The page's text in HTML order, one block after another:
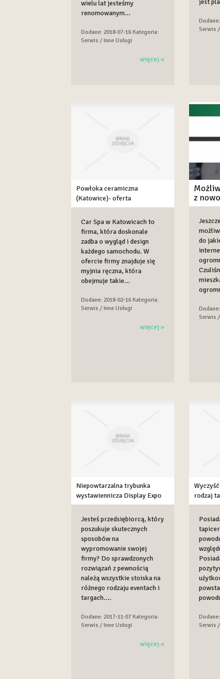
wielu lat jesteśmy
renomowanym...
Dodane: 2018-07-16 Kategoria:
Serwis / Inne Usługi
więcej »
Serwis
Powłoka ceramiczna
(Katowice)- oferta
Car Spa w Katowicach to
firma, która doskonale
zadba o wygląd i design
każdego samochodu. W
ofercie firmy znajduje się
myjnia ręczna, która
obejmuje takie...
Dodane: 2018-02-16 Kategoria:
Serwis / Inne Usługi
więcej »
z
do
Serwis
Niepowtarzalna trybunka
wystawiennicza Display Expo
Jesteś przedsiębiorcą, który
poszukuje skutecznych
sposobów na
wypromowanie swojej
firmy? Do sprawdzonych
rozwiązań z pewnością
należą wszystkie stoiska na
różnego rodzaju eventach i
targach....
Dodane: 2017-11-07 Kategoria:
Serwis / Inne Usługi
więcej »
rodzaj
Serwis